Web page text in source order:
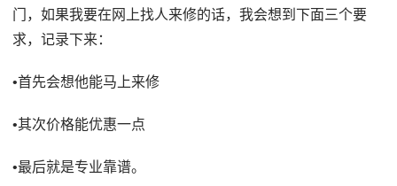
门，如果我要在网上找人来修的话，我会想到下面三个要
求，记录下来：
•首先会想他能马上来修
•其次价格能优惠一点
•最后就是专业靠谱。